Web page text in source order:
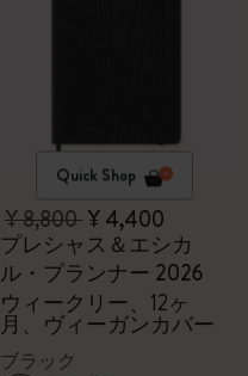
Quick Shop
¥ 8,800¥ 4,400
プレシャス＆エシカ
ル・プランナー 2026
ウィークリー、12ヶ
月、ヴィーガンカバー
ブラック